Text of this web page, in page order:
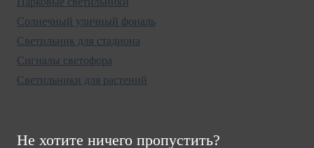
Солнечный уличный фональ
Светильник для стадиона
Сигналы светофора
Светильники для растений
Не хотите ничего пропустить?